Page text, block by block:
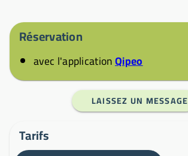
Réservation
avec l'applicationQipeo
LAISSEZ UN MESSAGE
Tarifs